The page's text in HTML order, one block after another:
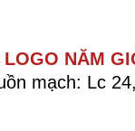
LOGO NĂM
mạch: Lc